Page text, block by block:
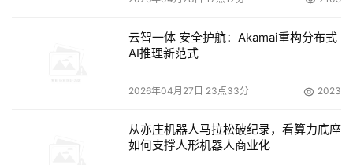
云智一体 安全护航：Akamai重构分布式
AI推理新范式
2026年04月27日 23点33分 2023
从亦庄机器人马拉松破纪录，看算力底座
如何支撑人形机器人商业化